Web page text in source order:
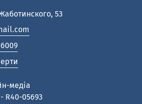
53
медіа
R40-05693